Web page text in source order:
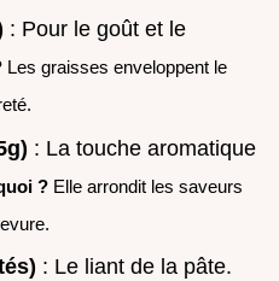
: Pour le goût et le
Les graisses enveloppent le
: La touche aromatique
? Elle arrondit les saveurs
: Le liant de la pâte.